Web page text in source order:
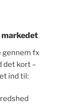
markedet
gennem fx
det kort –
ind til: